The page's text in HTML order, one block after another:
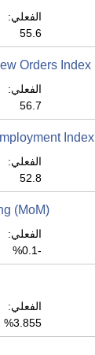
الفعلي:
55.6
Orders Index
الفعلي:
56.7
Index
الفعلي:
52.8
(MoM)
الفعلي:
-0.1%
الفعلي:
3.855%